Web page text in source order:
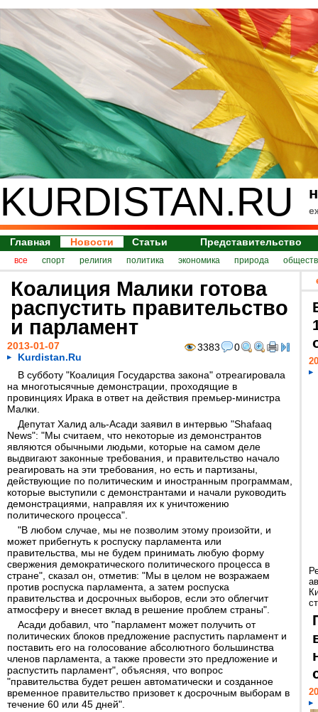
KURDISTAN.RU
Главная Новости Статьи Представительство
все спорт религия политика экономика природа
Коалиция Малики готова
распустить правительство
и парламент
3383 0
2013-01-07
Kurdistan.Ru
В субботу "Коалиция Государства закона" отреагировала
на многотысячные демонстрации, проходящие в
провинциях Ирака в ответ на действия премьер-министра
Малки.
Депутат Халид аль-Асади заявил в интервью "Shafaaq
News": "Мы считаем, что некоторые из демонстрантов
являются обычными людьми, которые на самом деле
выдвигают законные требования, и правительство начало
реагировать на эти требования, но есть и партизаны,
действующие по политическим и иностранным программам,
которые выступили с демонстрантами и начали руководить
демонстрациями, направляя их к уничтожению
политического процесса".
"В любом случае, мы не позволим этому произойти, и
может прибегнуть к роспуску парламента или
правительства, мы не будем принимать любую форму
свержения демократического политического процесса в
стране", сказал он, отметив: "Мы в целом не возражаем
против роспуска парламента, а затем роспуска
правительства и досрочных выборов, если это облегчит
атмосферу и внесет вклад в решение проблем страны".
Асади добавил, что "парламент может получить от
политических блоков предложение распустить парламент и
поставить его на голосование абсолютного большинства
членов парламента, а также провести это предложение и
распустить парламент", объясняя, что вопрос
"правительства будет решен автоматически и созданное
временное правительство призовет к досрочным выборам в
течение 60 или 45 дней".